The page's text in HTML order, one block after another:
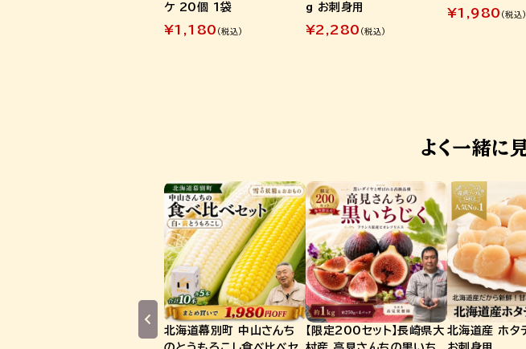
ケ 20個 1袋
¥1,180 (税込)
g お刺身用
¥2,280 (税込)
¥1,980 (税込)
よく一緒に
北海道幕別町 中山さんち
【限定200セット】長崎県大 北海道産 ホタ